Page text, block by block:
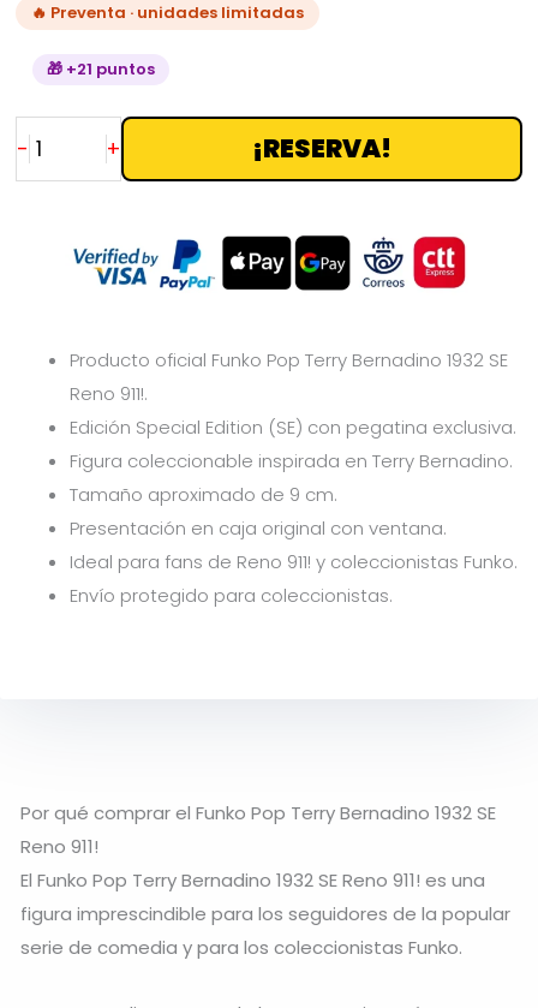
🔥 Preventa · unidades limitadas
🎁 +21 puntos
- + ¡RESERVA!
Producto oficial Funko Pop Terry Bernadino 1932 SE
Reno 911!.
Edición Special Edition (SE) con pegatina exclusiva.
Figura coleccionable inspirada en Terry Bernadino.
Tamaño aproximado de 9 cm.
Presentación en caja original con ventana.
Ideal para fans de Reno 911! y coleccionistas Funko.
Envío protegido para coleccionistas.
Por qué comprar el Funko Pop Terry Bernadino 1932 SE
Reno 911!
El Funko Pop Terry Bernadino 1932 SE Reno 911! es una
figura imprescindible para los seguidores de la popular
serie de comedia y para los coleccionistas Funko.